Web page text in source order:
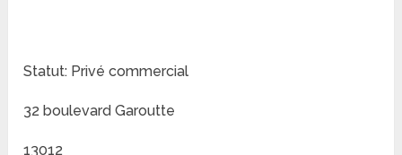
Statut: Privé commercial
32 boulevard Garoutte
13012